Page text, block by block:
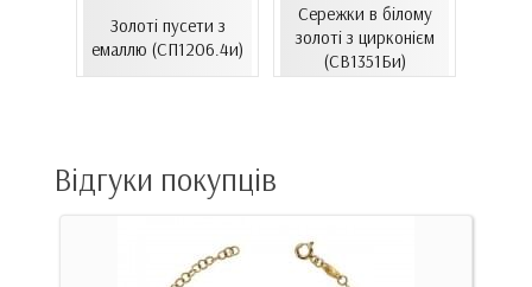
Золоті пусети з
емаллю (СП1206.4и)
Сережки в білому
золоті з цирконієм
(СВ1351Би)
Відгуки покупців